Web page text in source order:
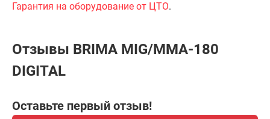
Гарантия на оборудование от ЦТО.
Отзывы BRIMA MIG/MMA-180
DIGITAL
Оставьте первый отзыв!